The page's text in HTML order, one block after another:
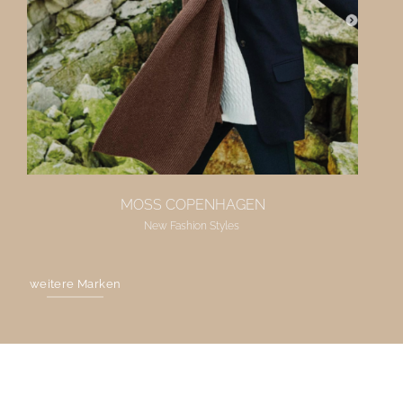
MOSS COPENHAGEN
New Fashion Styles
weitere Marken